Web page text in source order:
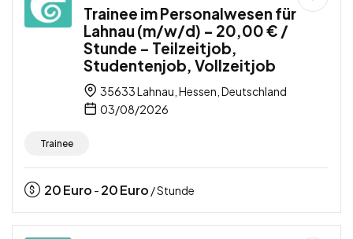
Trainee im Personalwesen für
Lahnau (m/w/d) – 20,00 € /
Stunde – Teilzeitjob,
Studentenjob, Vollzeitjob
35633 Lahnau, Hessen, Deutschland
03/08/2026
Trainee
20Euro - 20Euro / Stunde